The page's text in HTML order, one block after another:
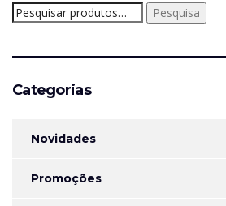
Pesquisar
por:
Pesquisa
Categorias
Novidades
Promoções